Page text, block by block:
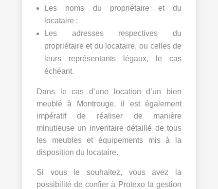
Les noms du propriétaire et du
locataire ;
Les adresses respectives du
propriétaire et du locataire, ou celles de
leurs représentants légaux, le cas
échéant.
Dans le cas d’une location d’un bien
meublé à Montrouge, il est également
impératif de réaliser de manière
minutieuse un inventaire détaillé de tous
les meubles et équipements mis à la
disposition du locataire.
Si vous le souhaitez, vous avez la
possibilité de confier à Protexo la gestion